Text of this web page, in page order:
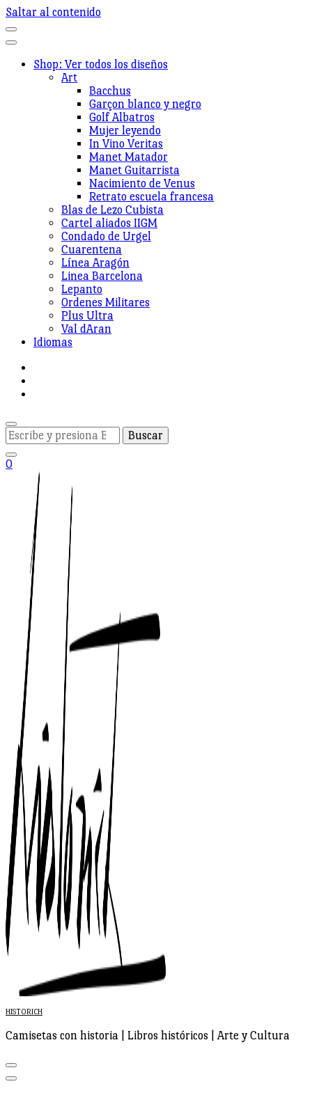
Saltar al contenido
Shop: Ver todos los diseños
Art
Bacchus
Garçon blanco y negro
Golf Albatros
Mujer leyendo
In Vino Veritas
Manet Matador
Manet Guitarrista
Nacimiento de Venus
Retrato escuela francesa
Blas de Lezo Cubista
Cartel aliados IIGM
Condado de Urgel
Cuarentena
Línea Aragón
Linea Barcelona
Lepanto
Ordenes Militares
Plus Ultra
Val dAran
Idiomas
¿Buscas
algo?
0
HISTORICH
Camisetas con historia | Libros históricos | Arte y Cultura